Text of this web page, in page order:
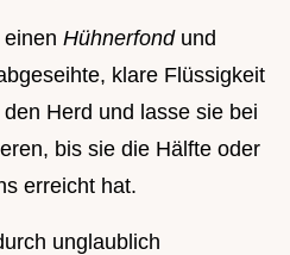
Hühnerfond und
klare Flüssigkeit
Herd und lasse sie bei
bis sie die Hälfte oder
erreicht hat.
unglaublich